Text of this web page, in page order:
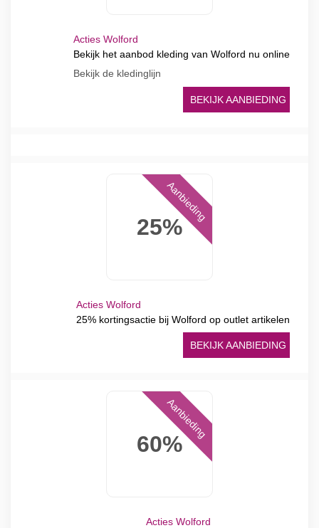
Acties Wolford
Bekijk het aanbod kleding van Wolford nu online
Bekijk de kledinglijn
BEKIJK AANBIEDING
25%
Aanbieding
Acties Wolford
25% kortingsactie bij Wolford op outlet artikelen
BEKIJK AANBIEDING
60%
Aanbieding
Acties Wolford